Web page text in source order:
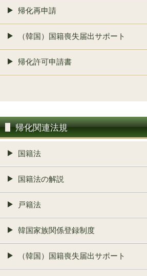
帰化再申請
（韓国）国籍喪失届出サポート
帰化許可申請書
帰化関連法規
国籍法
国籍法の解説
戸籍法
韓国家族関係登録制度
（韓国）国籍喪失届出サポート